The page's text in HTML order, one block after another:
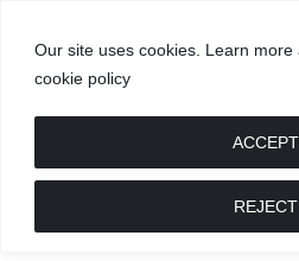
Our site uses cookies. Learn
cookie policy
REJECT
ACCEPT
GROŽIS
MADA